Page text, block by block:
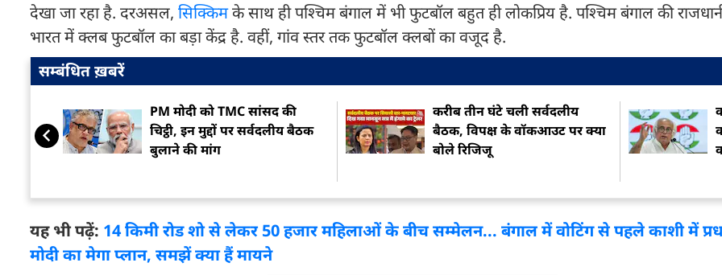
देखा जा रहा है. दरअसल, सिक्किमके साथ ही पश्चिम बंगाल में भी फुटबॉल बहुत ही लोकप्रिय है. पश्चिम बंगाल की
भारत में क्लब फुटबॉल का बड़ा केंद्र है. वहीं, गांव स्तर तक फुटबॉल क्लबों का वजूद है.
सम्बंधित ख़बरें
PM मोदी को TMC सांसद की
चिट्ठी, इन मुद्दों पर सर्वदलीय बैठक
बुलाने की मांग
करीब तीन घंटे चली सर्वदलीय
बैठक, विपक्ष के वॉकआउट पर क्या
बोले रिजिजू
यह भी पढ़ें: 14 किमी रोड शो से लेकर 50 हजार महिलाओं के बीच सम्मेलन... बंगाल में वोटिंग से पहले काशी में
मोदी का मेगा प्लान, समझें क्या हैं मायने